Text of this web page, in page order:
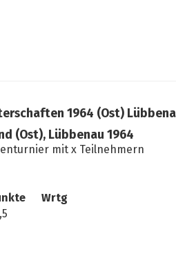
1964 (Ost)
(Ost), Lübbenau 1964
mit x Teilnehmern
Wrtg